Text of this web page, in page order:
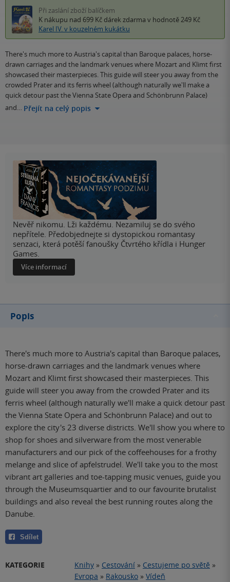
Při zaslání zboží balíčkem
K nákupu nad 699 Kč dárek zdarma v hodnotě 249 Kč
Karel IV. v kouzelném kukátku
There's much more to Austria's capital than Baroque palaces, horse-
drawn carriages and the landmark venues where Mozart and Klimt first
showcased their masterpieces. This guide will steer you away from the
crowded Prater and its ferris wheel (although naturally we'll make a
quick detour past the Vienna State Opera and Schönbrunn Palace)
and… Přejít na celý popis
Nevěř nikomu. Lži každému. Nezamiluj se do svého
nepřítele. Předobjednejte si dystopickou romantasy
senzaci, která potěší fanoušky Čtvrtého křídla i Hunger
Games.
Více informací
Popis
There's much more to Austria's capital than Baroque palaces,
horse-drawn carriages and the landmark venues where
Mozart and Klimt first showcased their masterpieces. This
guide will steer you away from the crowded Prater and its
ferris wheel (although naturally we'll make a quick detour past
the Vienna State Opera and Schönbrunn Palace) and out to
explore the city's 23 diverse districts. We'll show you where to
shop for shoes and silverware from the most venerable
manufacturers and our pick of the coffeehouses for a frothy
melange and slice of apfelstrudel. We'll take you to the most
vibrant art galleries and toe-tapping music venues, guide you
through the Museumsquartier and to our favourite brutalist
buildings and also reveal the best running routes along the
Danube.
Sdílet
KATEGORIE Knihy » Cestování » Cestujeme po světě »
Evropa » Rakousko » Vídeň